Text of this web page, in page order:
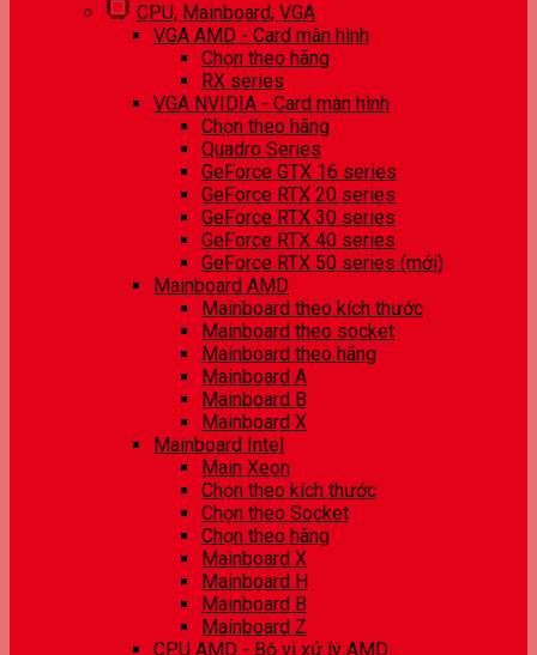
CPU, Mainboard, VGA
VGA AMD - Card màn hình
Chọn theo hãng
RX series
VGA NVIDIA - Card màn hình
Chọn theo hãng
Quadro Series
GeForce GTX 16 series
GeForce RTX 20 series
GeForce RTX 30 series
GeForce RTX 40 series
GeForce RTX 50 series (mới)
Mainboard AMD
Mainboard theo kích thước
Mainboard theo socket
Mainboard theo hãng
Mainboard A
Mainboard B
Mainboard X
Mainboard Intel
Main Xeon
Chọn theo kích thước
Chọn theo Socket
Chọn theo hãng
Mainboard X
Mainboard H
Mainboard B
Mainboard Z
CPU AMD - Bộ vi xử lý AMD